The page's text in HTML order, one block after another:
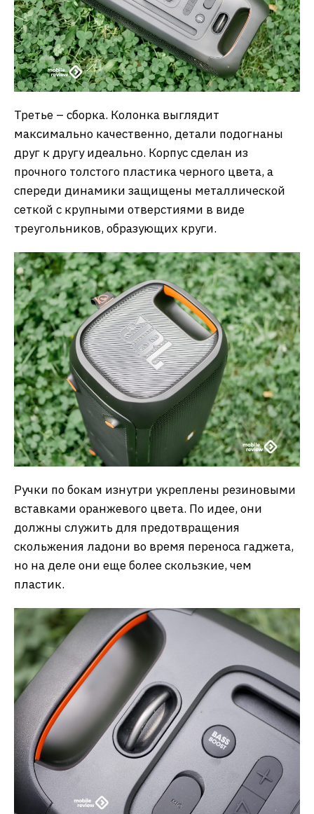
Третье – сборка. Колонка выглядит
максимально качественно, детали подогнаны
друг к другу идеально. Корпус сделан из
прочного толстого пластика черного цвета, а
спереди динамики защищены металлической
сеткой с крупными отверстиями в виде
треугольников, образующих круги.
Ручки по бокам изнутри укреплены резиновыми
вставками оранжевого цвета. По идее, они
должны служить для предотвращения
скольжения ладони во время переноса гаджета,
но на деле они еще более скользкие, чем
пластик.